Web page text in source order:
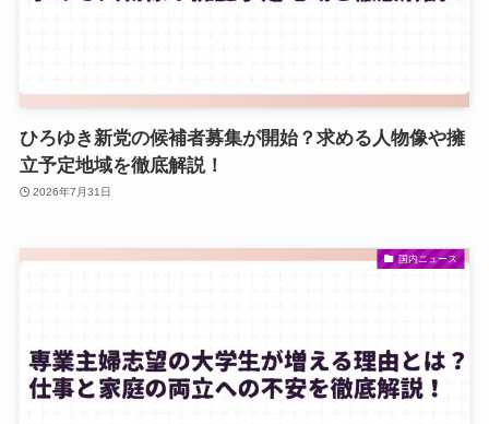
ひろゆき新党の候補者募集が開始？求める人物像や擁
立予定地域を徹底解説！
2026年7月31日
国内ニュース